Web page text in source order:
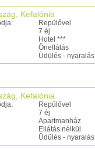
Kefalónia
Repülővel
7 éj
Hotel ***
Önellátás
Üdülés - nyaralás
Kefalónia
Repülővel
7 éj
Apartmanház
Ellátás nélkül
Üdülés - nyaralás